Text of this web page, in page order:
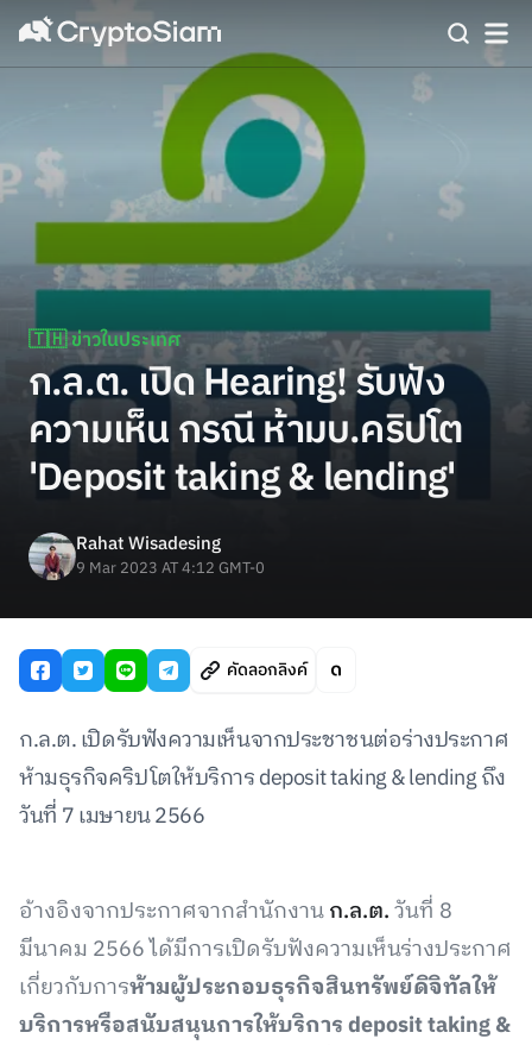
🇹🇭 ข่าวในประเทศ
ก.ล.ต. เปิด Hearing! รับฟัง
ความเห็น กรณี ห้ามบ.คริปโต
'Deposit taking & lending'
Rahat Wisadesing
9 Mar 2023 AT 4:12 GMT-0
คัดลอกลิงค์
ก.ล.ต. เปิดรับฟังความเห็นจากประชาชนต่อร่างประกาศ
ห้ามธุรกิจคริปโตให้บริการ deposit taking & lending ถึง
วันที่ 7 เมษายน 2566
อ้างอิงจากประกาศจากสำนักงานก.ล.ต.วันที่ 8
มีนาคม 2566 ได้มีการเปิดรับฟังความเห็นร่างประกาศ
เกี่ยวกับการห้ามผู้ประกอบธุรกิจสินทรัพย์ดิจิทัลให้
บริการหรือสนับสนุนการให้บริการ deposit taking &